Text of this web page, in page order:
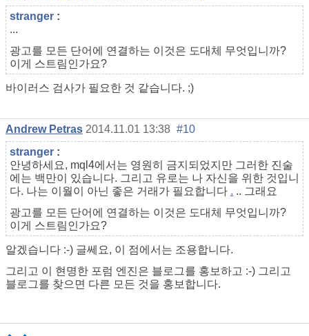
stranger :
...
광고를 모든 단어에 연결하는 이것은 도대체 무엇입니까?
이게 스트림인가요?
바이러스 검사가 필요한 것 같습니다. ;)
Andrew Petras 2014.11.01 13:38 #10
stranger :
안녕하세요, mql4에서는 영원히 금지되었지만 그러한 진술
에는 백만이 있습니다. 그리고 유로는 나 자신을 위한 것입니
다. 나는 이월이 아닌 좋은 거래가 필요합니다 . .. 그래요
광고를 모든 단어에 연결하는 이것은 도대체 무엇입니까?
이게 스트림인가요?
알겠습니다 :-) 글쎄요, 이 점에서는 조용합니다.
그리고 이 현명한 포럼 엔진은 블로그를 홍보하고 :-) 그리고
블로그를 찾으면 다른 모든 것을 홍보합니다.